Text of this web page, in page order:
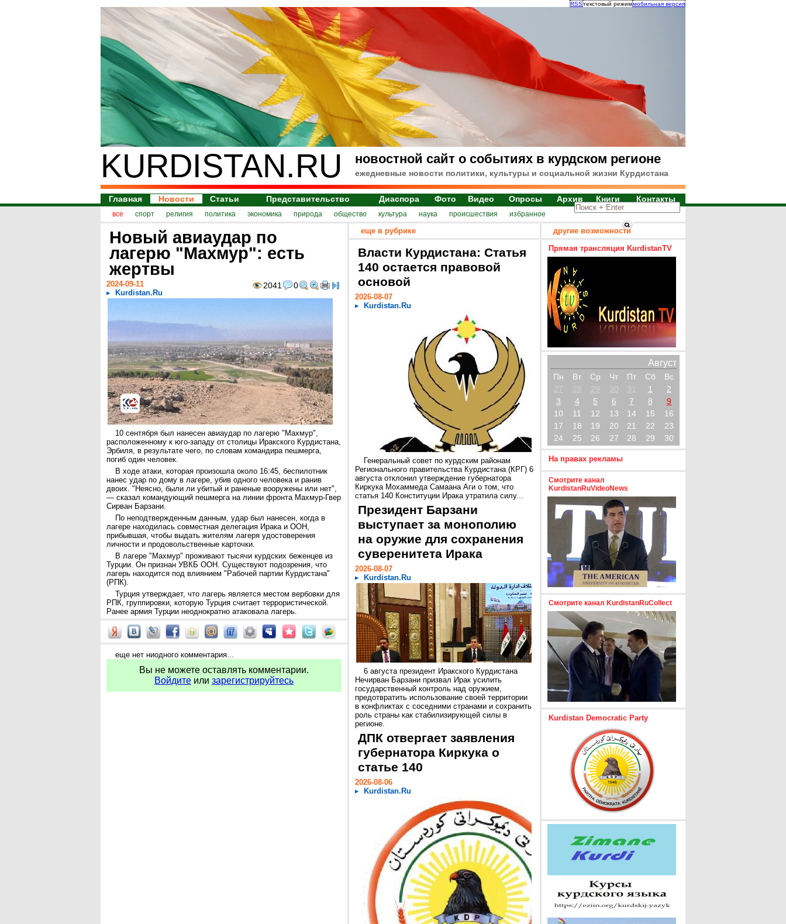
RSSтекстовый режиммобильная версия
KURDISTAN.RU новостной сайт о событиях в курдском регионе
ежедневные новости политики, культуры и социальной жизни Курдистана
Главная Новости Статьи Представительство Диаспора Фото Видео Опросы Архив Книги Контакты
все спорт религия политика экономика природа общество культура наука происшествия избранное
Новый авиаудар по
лагерю "Махмур": есть
жертвы
2041 0
2024-09-11
Kurdistan.Ru
10 сентября был нанесен авиаудар по лагерю "Махмур",
расположенному к юго-западу от столицы Иракского Курдистана,
Эрбиля, в результате чего, по словам командира пешмерга,
погиб один человек.
В ходе атаки, которая произошла около 16:45, беспилотник
нанес удар по дому в лагере, убив одного человека и ранив
двоих. "Неясно, были ли убитый и раненые вооружены или нет",
— сказал командующий пешмерга на линии фронта Махмур-Гвер
Сирван Барзани.
По неподтвержденным данным, удар был нанесен, когда в
лагере находилась совместная делегация Ирака и ООН,
прибывшая, чтобы выдать жителям лагеря удостоверения
личности и продовольственные карточки.
В лагере "Махмур" проживают тысячи курдских беженцев из
Турции. Он признан УВКБ ООН. Существуют подозрения, что
лагерь находится под влиянием "Рабочей партии Курдистана"
(РПК).
Турция утверждает, что лагерь является местом вербовки для
РПК, группировки, которую Турция считает террористической.
Ранее армия Турции неоднократно атаковала лагерь.
еще нет ниодного комментария...
Вы не можете оставлять комментарии.
Войдите или зарегистрируйтесь
еще в рубрике
Власти Курдистана: Статья
140 остается правовой
основой
2026-08-07
Kurdistan.Ru
Генеральный совет по курдским районам
Регионального правительства Курдистана (КРГ) 6
августа отклонил утверждение губернатора
Киркука Мохаммеда Самаана Аги о том, что
статья 140 Конституции Ирака утратила силу...
Президент Барзани
выступает за монополию
на оружие для сохранения
суверенитета Ирака
2026-08-07
Kurdistan.Ru
6 августа президент Иракского Курдистана
Нечирван Барзани призвал Ирак усилить
государственный контроль над оружием,
предотвратить использование своей территории
в конфликтах с соседними странами и сохранить
роль страны как стабилизирующей силы в
регионе.
ДПК отвергает заявления
губернатора Киркука о
статье 140
2026-08-06
Kurdistan.Ru
другие возможности
Прямая трансляция KurdistanTV
Август
Пн Вт Ср Чт Пт Сб
Вс
27
28 29 30 31 1
2
3
4 5 6 7 8
9
10
11 12 13 14 15
16
17
18 19 20 21 22
23
24
25 26 27 28 29 30
На правах рекламы
Смотрите канал
KurdistanRuVideoNews
Смотрите канал KurdistanRuCollect
Kurdistan Democratic Party